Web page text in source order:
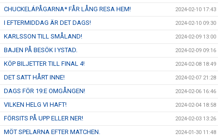
CHUCKELÁPÅGARNA* FÅR LÅNG RESA HEM! 2024-02-10 17:43
I EFTERMIDDAG ÄR DET DAGS! 2024-02-10 09:30
KARLSSON TILL SMÅLAND! 2024-02-09 13:00
BAJEN PÅ BESÖK I YSTAD. 2024-02-09 09:16
KÖP BILJETTER TILL FINAL 4! 2024-02-08 18:49
DET SATT HÅRT INNE! 2024-02-07 21:28
DAGS FÖR 19:E OMGÅNGEN! 2024-02-06 16:46
VILKEN HELG VI HAFT! 2024-02-04 18:58
FÖRSITS PÅ UPP ELLER NER! 2024-02-03 13:26
MÖT SPELARNA EFTER MATCHEN. 2024-01-30 11:48